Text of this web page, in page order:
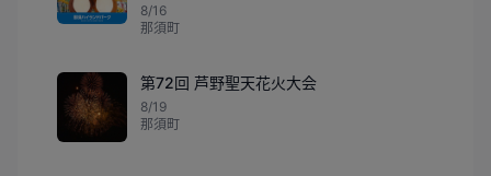
8/16
那須町
第72回 芦野聖天花火大会
8/19
那須町